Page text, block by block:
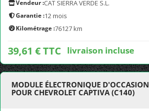
Vendeur :CAT SIERRA VERDE S.L.
Garantie :12 mois
Kilométrage :76127 km
39,61 € TTC livraison incluse
MODULE ÉLECTRONIQUE D'OCCASION
POUR CHEVROLET CAPTIVA (C140)